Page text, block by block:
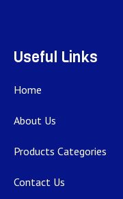
Useful Links
Home
About Us
Products Categories
Contact Us